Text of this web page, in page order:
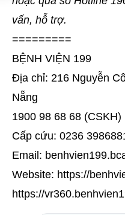
vấn, hỗ trợ.
=========
BỆNH VIỆN 199
Địa chỉ: 216 Nguyễn
Nẵng
1900 98 68 68 (CSKH)
Cấp cứu: 0236
Email:
Website: https://
https://